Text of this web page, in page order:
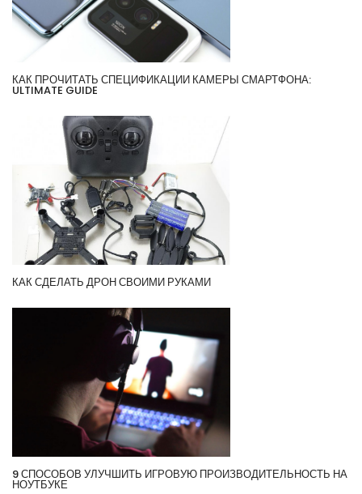
КАК ПРОЧИТАТЬ СПЕЦИФИКАЦИИ КАМЕРЫ СМАРТФОНА:
ULTIMATE GUIDE
КАК СДЕЛАТЬ ДРОН СВОИМИ РУКАМИ
9 СПОСОБОВ УЛУЧШИТЬ ИГРОВУЮ ПРОИЗВОДИТЕЛЬНОСТЬ НА
НОУТБУКЕ